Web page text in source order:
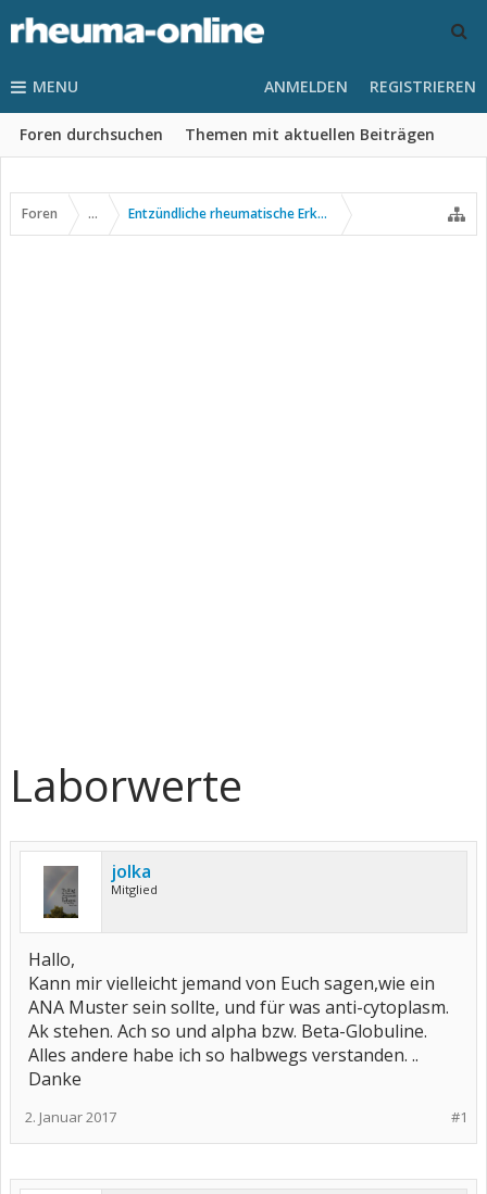
MENU
Foren durchsuchen Themen mit aktuellen Beiträgen
ANMELDEN REGISTRIEREN
Foren ... Entzündliche rheumatische Erkrankungen
Laborwerte
jolka
Mitglied
Hallo,
Kann mir vielleicht jemand von Euch sagen,wie ein
ANA Muster sein sollte, und für was anti-cytoplasm.
Ak stehen. Ach so und alpha bzw. Beta-Globuline.
Alles andere habe ich so halbwegs verstanden. ..
Danke
#1
2. Januar 2017